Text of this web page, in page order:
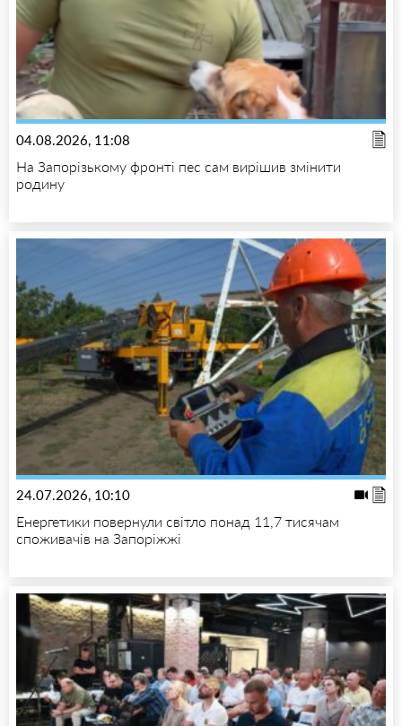
04.08.2026, 11:08
На Запорізькому фронті пес сам вирішив змінити
родину
24.07.2026, 10:10
Енергетики повернули світло понад 11,7 тисячам
споживачів на Запоріжжі